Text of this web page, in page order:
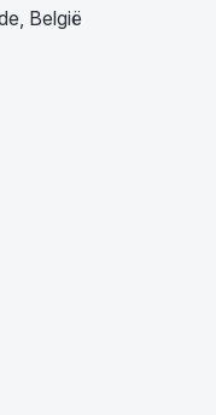
België